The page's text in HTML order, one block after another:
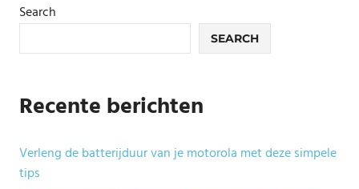
Search
SEARCH
Recente berichten
Verleng de batterijduur van je motorola met deze simpele
tips